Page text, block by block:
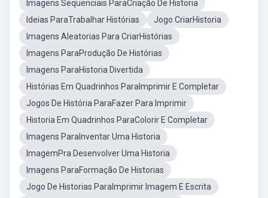
Imagens Sequenciais ParaCriação De Historia
Ideias ParaTrabalhar Histórias
Jogo CriarHistoria
Imagens Aleatorias Para CriarHistórias
Imagens ParaProdução De Histórias
Imagens ParaHistoria Divertida
Histórias Em Quadrinhos ParaImprimir E Completar
Jogos De História ParaFazer Para Imprimir
Historia Em Quadrinhos ParaColorir E Completar
Imagens ParaInventar Uma Historia
ImagemPra Desenvolver Uma Historia
Imagens ParaFormação De Historias
Jogo De Historias ParaImprimir Imagem E Escrita